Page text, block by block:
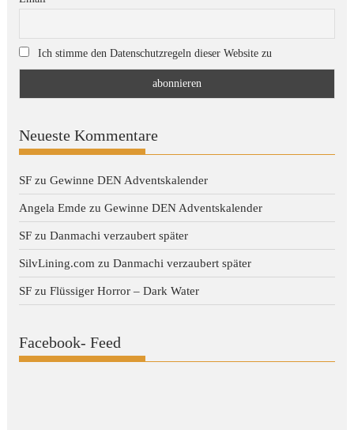
Ich stimme den Datenschutzregeln dieser Website zu
Neueste Kommentare
SF zuGewinne DEN Adventskalender
Angela Emde zuGewinne DEN Adventskalender
SF zuDanmachi verzaubert später
SilvLining.com zuDanmachi verzaubert später
SF zuFlüssiger Horror – Dark Water
Facebook- Feed